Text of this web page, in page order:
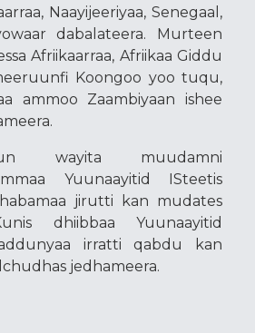
Naayijeeriyaa, Senegaal,
dabalateera. Murteen
Afriikaarraa, Afriikaa Giddu
Koongoo yoo tuqu,
ammoo Zaambiyaan ishee
wayita muudamni
Yuunaayitid ISteetis
jirutti kan mudates
dhiibbaa Yuunaayitid
irratti qabdu kan
jedhameera.